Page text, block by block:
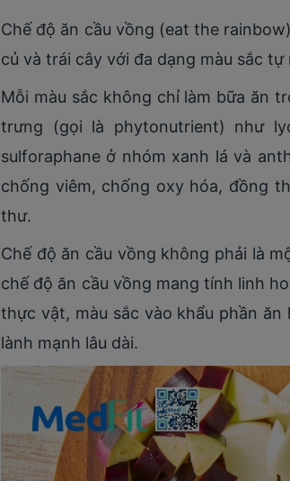
Chế độ ăn cầu vồng (eat the
củ và trái cây với đa dạng màu sắc
Mỗi màu sắc không chỉ làm bữa ăn
trưng (gọi là phytonutrient) như
sulforaphane ở nhóm xanh lá và
chống viêm, chống oxy hóa, đồng
thư.
Chế độ ăn cầu vồng không phải là
chế độ ăn cầu vồng mang tính linh
thực vật, màu sắc vào khẩu phần
lành mạnh lâu dài.